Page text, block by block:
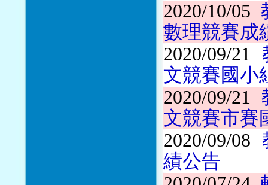
2020/10/05
數理競賽成
2020/09/21
文競賽國小
2020/09/21
文競賽市賽
2020/09/08
績公告